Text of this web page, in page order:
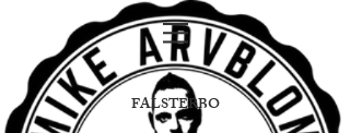
FALSTERBO